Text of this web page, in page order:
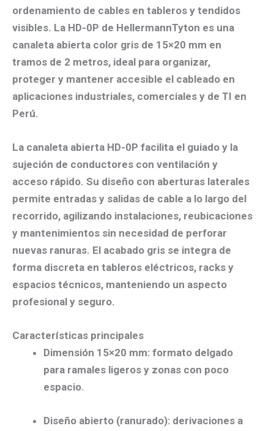
ordenamiento de cables en tableros y tendidos
visibles. La HD-0P de HellermannTyton es una
canaleta abierta color gris de 15×20 mm en
tramos de 2 metros, ideal para organizar,
proteger y mantener accesible el cableado en
aplicaciones industriales, comerciales y de TI en
Perú.
La canaleta abierta HD-0P facilita el guiado y la
sujeción de conductores con ventilación y
acceso rápido. Su diseño con aberturas laterales
permite entradas y salidas de cable a lo largo del
recorrido, agilizando instalaciones, reubicaciones
y mantenimientos sin necesidad de perforar
nuevas ranuras. El acabado gris se integra de
forma discreta en tableros eléctricos, racks y
espacios técnicos, manteniendo un aspecto
profesional y seguro.
Características principales
Dimensión 15×20 mm: formato delgado
para ramales ligeros y zonas con poco
espacio.
Diseño abierto (ranurado): derivaciones a